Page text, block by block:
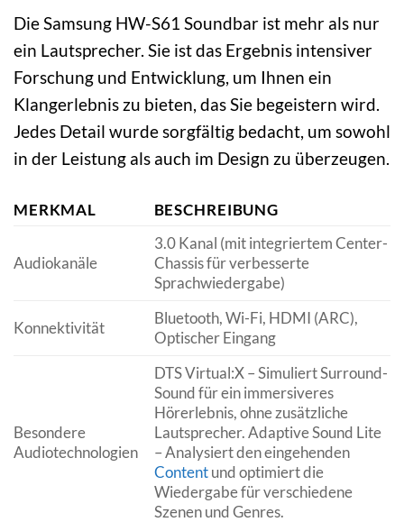
Die Samsung HW-S61 Soundbar ist mehr als nur
ein Lautsprecher. Sie ist das Ergebnis intensiver
Forschung und Entwicklung, um Ihnen ein
Klangerlebnis zu bieten, das Sie begeistern wird.
Jedes Detail wurde sorgfältig bedacht, um sowohl
in der Leistung als auch im Design zu überzeugen.
MERKMAL BESCHREIBUNG
Audiokanäle
3.0 Kanal (mit integriertem Center-
Chassis für verbesserte
Sprachwiedergabe)
Konnektivität
Bluetooth, Wi-Fi, HDMI (ARC),
Optischer Eingang
Besondere
Audiotechnologien
DTS Virtual:X – Simuliert Surround-
Sound für ein immersiveres
Hörerlebnis, ohne zusätzliche
Lautsprecher. Adaptive Sound Lite
– Analysiert den eingehenden
Contentund optimiert die
Wiedergabe für verschiedene
Szenen und Genres.